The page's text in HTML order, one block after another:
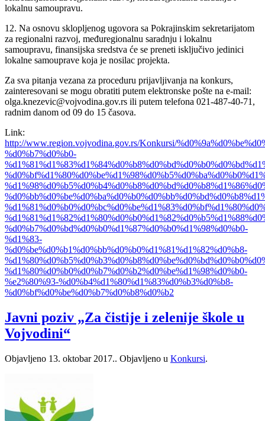
lokalnu samoupravu.
12. Na osnovu sklopljenog ugovora sa Pokrajinskim sekretarijatom
za regionalni razvoj, međuregionalnu saradnju i lokalnu
samoupravu, finansijska sredstva će se preneti isključivo jedinici
lokalne samouprave koja je nosilac projekta.
Za sva pitanja vezana za proceduru prijavljivanja na konkurs,
zainteresovani se mogu obratiti putem elektronske pošte na e-mail:
olga.knezevic@vojvodina.gov.rs ili putem telefona 021-487-40-71,
radnim danom od 09 do 15 časova.
Link:
http://www.region.vojvodina.gov.rs/Konkursi/
%d0%b7%d0%b0-
%d0%b7%d0%bd%d0%b0%d1%87%d0%b0%d1%98%d0%b0-
%d1%83-
%d0%be%d0%b1%d0%bb%d0%b0%d1%81%d1%82%d0%b8-
%d1%80%d0%b0%d0%b7%d0%b2%d0%be%d1%98%d0%b0-
%e2%80%93-%d0%b4%d1%80%d1%83%d0%b3%d0%b8-
%d0%bf%d0%be%d0%b7%d0%b8%d0%b2
Javni poziv „Za čistije i zelenije škole u
Vojvodini“
Objavljeno 13. oktobar 2017.. Objavljeno u Konkursi.